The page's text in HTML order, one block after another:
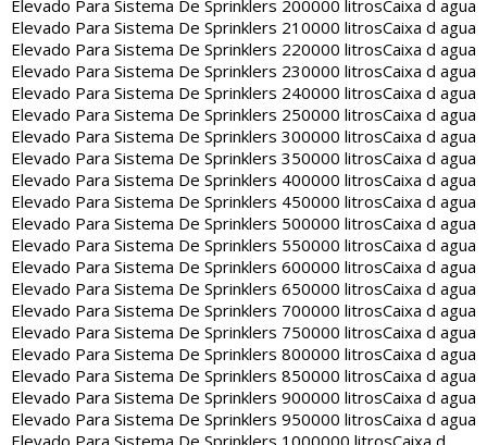
Elevado Para Sistema De Sprinklers 200000 litrosCaixa d agua
Elevado Para Sistema De Sprinklers 210000 litrosCaixa d agua
Elevado Para Sistema De Sprinklers 220000 litrosCaixa d agua
Elevado Para Sistema De Sprinklers 230000 litrosCaixa d agua
Elevado Para Sistema De Sprinklers 240000 litrosCaixa d agua
Elevado Para Sistema De Sprinklers 250000 litrosCaixa d agua
Elevado Para Sistema De Sprinklers 300000 litrosCaixa d agua
Elevado Para Sistema De Sprinklers 350000 litrosCaixa d agua
Elevado Para Sistema De Sprinklers 400000 litrosCaixa d agua
Elevado Para Sistema De Sprinklers 450000 litrosCaixa d agua
Elevado Para Sistema De Sprinklers 500000 litrosCaixa d agua
Elevado Para Sistema De Sprinklers 550000 litrosCaixa d agua
Elevado Para Sistema De Sprinklers 600000 litrosCaixa d agua
Elevado Para Sistema De Sprinklers 650000 litrosCaixa d agua
Elevado Para Sistema De Sprinklers 700000 litrosCaixa d agua
Elevado Para Sistema De Sprinklers 750000 litrosCaixa d agua
Elevado Para Sistema De Sprinklers 800000 litrosCaixa d agua
Elevado Para Sistema De Sprinklers 850000 litrosCaixa d agua
Elevado Para Sistema De Sprinklers 900000 litrosCaixa d agua
Elevado Para Sistema De Sprinklers 950000 litrosCaixa d agua